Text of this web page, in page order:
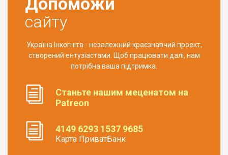
сайту
Україна Інкогніта - незалежний краєзнавчий проект,
створений ентузіастами. Щоб працювати далі, нам
потрібна ваша підтримка.
Станьте нашим меценатом на
Patreon
4149 6293 1537 9685
Карта ПриватБанк